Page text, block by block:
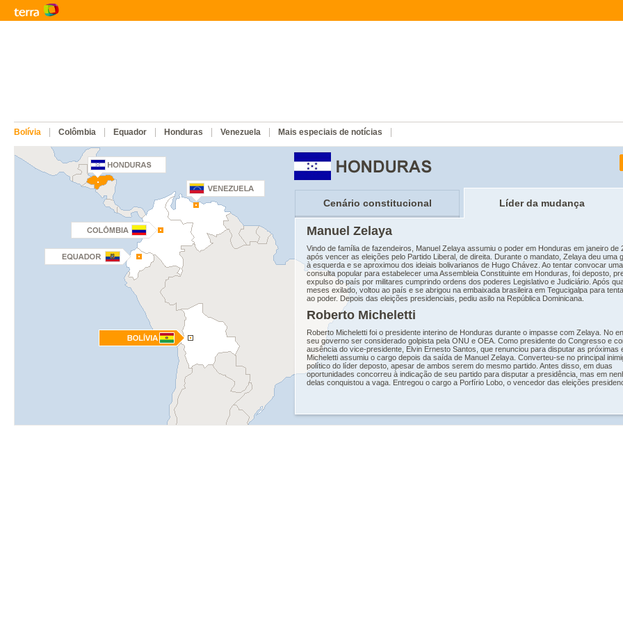
Cenário constitucional Líder da mudança
Manuel Zelaya
Vindo de família de fazendeiros, Manuel Zelaya assumiu o poder em Honduras em janeiro de
após vencer as eleições pelo Partido Liberal, de direita. Durante o mandato, Zelaya deu uma
à esquerda e se aproximou dos ideiais bolivarianos de Hugo Chávez. Ao tentar convocar uma
consulta popular para estabelecer uma Assembleia Constituinte em Honduras, foi deposto,
expulso do país por militares cumprindo ordens dos poderes Legislativo e Judiciário. Após
meses exilado, voltou ao país e se abrigou na embaixada brasileira em Tegucigalpa para
ao poder. Depois das eleições presidenciais, pediu asilo na República Dominicana.
Roberto Micheletti
Roberto Micheletti foi o presidente interino de Honduras durante o impasse com Zelaya. No
seu governo ser considerado golpista pela ONU e OEA. Como presidente do Congresso e
ausência do vice-presidente, Elvin Ernesto Santos, que renunciou para disputar as próximas
Micheletti assumiu o cargo depois da saída de Manuel Zelaya. Converteu-se no principal
político do líder deposto, apesar de ambos serem do mesmo partido. Antes disso, em duas
oportunidades concorreu à indicação de seu partido para disputar a presidência, mas em
delas conquistou a vaga. Entregou o cargo a Porfírio Lobo, o vencedor das eleições
Bolívia Colômbia Equador Honduras Venezuela Mais especiais de notícias